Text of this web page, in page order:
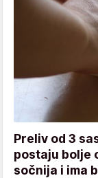
Preliv od 3
postaju bolje
sočnija i ima